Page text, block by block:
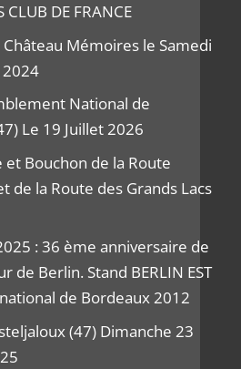
DE FRANCE
Mémoires le Samedi
National de
Le 19 Juillet 2026
et Bouchon de la Route
de la Route des Grands Lacs
: 36 ème anniversaire de
de Berlin. Stand BERLIN EST
de Bordeaux 2012
(47) Dimanche 23